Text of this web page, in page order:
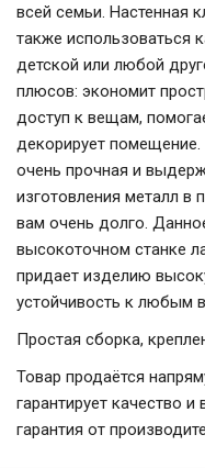
всей семьи. Настенная
также использоваться
детской или любой
плюсов: экономит
доступ к вещам,
декорирует
очень прочная и
изготовления металл в
вам очень долго.
высокоточном станке
придает изделию
устойчивость к любым
Простая сборка,
Товар продаётся
гарантирует качество
гарантия от